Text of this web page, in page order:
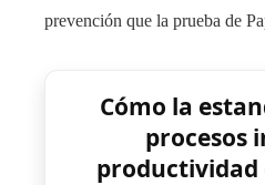
prevención que la prueba de
Cómo la
procesos
productividad